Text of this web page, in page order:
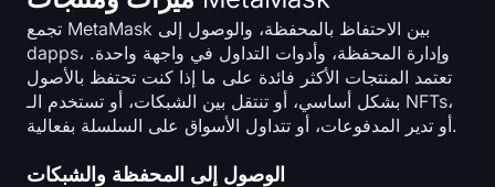
تجمع MetaMask بين الاحتفاظ بالمحفظة، والوصول إلى
dapps، وإدارة المحفظة، وأدوات التداول في واجهة واحدة.
تعتمد المنتجات الأكثر فائدة على ما إذا كنت تحتفظ بالأصول
بشكل أساسي، أو تنتقل بين الشبكات، أو تستخدم الـ NFTs،
أو تدير المدفوعات، أو تتداول الأسواق على السلسلة بفعالية.
الوصول إلى المحفظة والشبكات